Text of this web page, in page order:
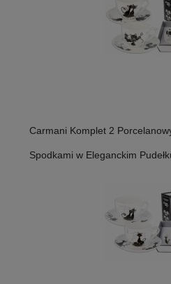
Carmani Komplet 2
Spodkami w Eleganckim